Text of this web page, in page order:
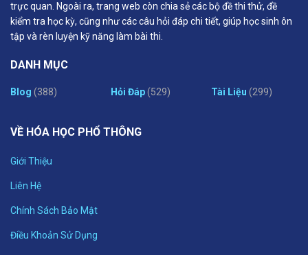
trực quan. Ngoài ra, trang web còn chia sẻ các bộ đề thi thử, đề
kiểm tra học kỳ, cũng như các câu hỏi đáp chi tiết, giúp học sinh ôn
tập và rèn luyện kỹ năng làm bài thi.
DANH MỤC
Blog (388) Hỏi Đáp(529) Tài Liệu (299)
VỀ HÓA HỌC PHỔ THÔNG
Giới Thiệu
Liên Hệ
Chính Sách Bảo Mật
Điều Khoản Sử Dụng